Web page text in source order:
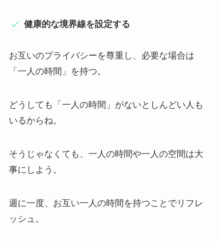
健康的な境界線を設定する
お互いのプライバシーを尊重し、必要な場合は
「一人の時間」を持つ。
どうしても「一人の時間」がないとしんどい人も
いるからね。
そうじゃなくても、一人の時間や一人の空間は大
事にしよう。
週に一度、お互い一人の時間を持つことでリフレ
ッシュ。